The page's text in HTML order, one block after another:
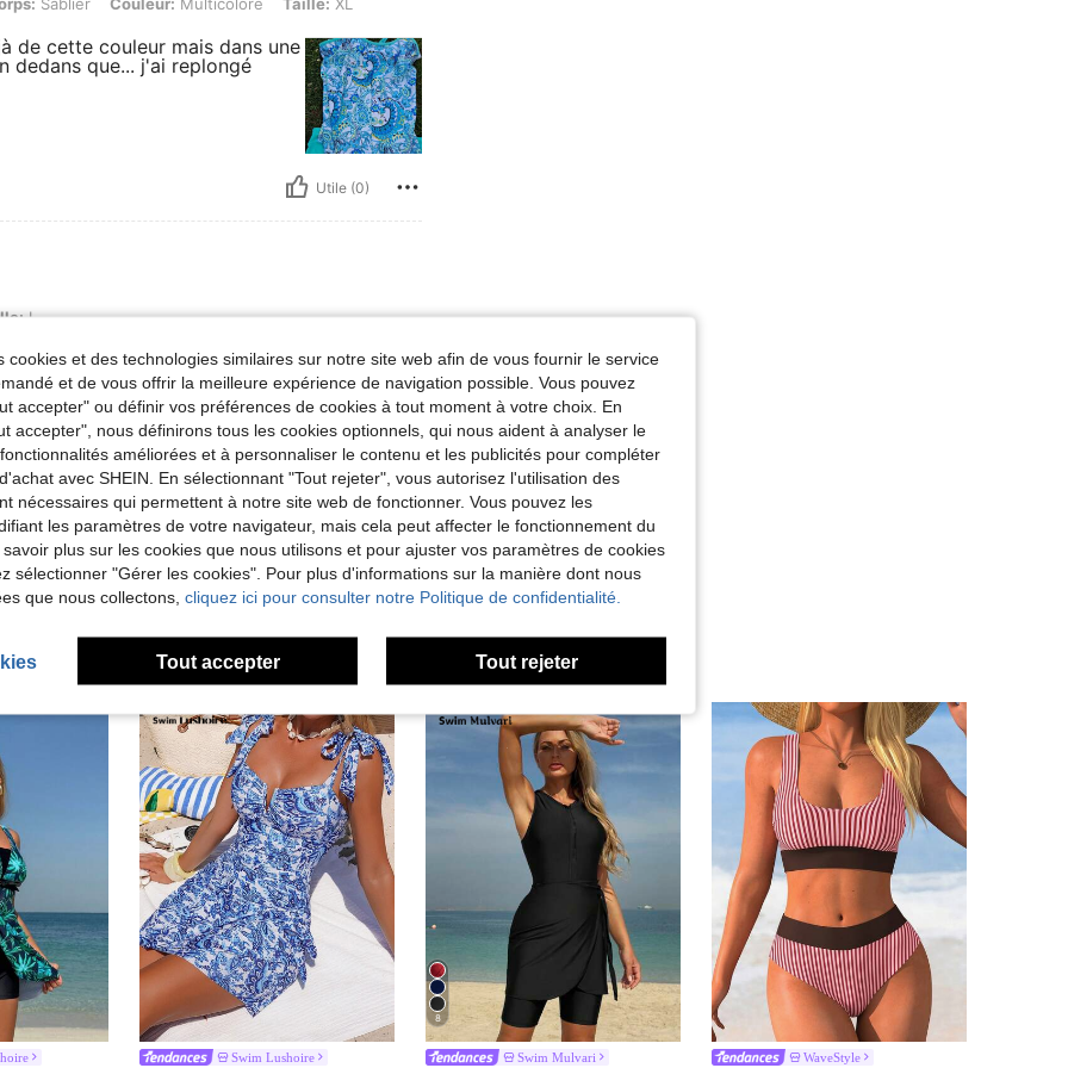
de cette couleur mais dans une
dedans que... j'ai replongé
Utile (0)
L
Utile (0)
Swim Lushoire
8
Swim Mulvari WaveStyle
cookies et des technologies similaires sur notre site web afin de vous fournir le service
et de vous offrir la meilleure expérience de navigation possible. Vous pouvez
accepter" ou définir vos préférences de cookies à tout moment à votre choix. En
accepter", nous définirons tous les cookies optionnels, qui nous aident à analyser le
améliorées et à personnaliser le contenu et les publicités pour compléter
avec SHEIN. En sélectionnant "Tout rejeter", vous autorisez l'utilisation des
nécessaires qui permettent à notre site web de fonctionner. Vous pouvez les
les paramètres de votre navigateur, mais cela peut affecter le fonctionnement du
plus sur les cookies que nous utilisons et pour ajuster vos paramètres de cookies
sélectionner "Gérer les cookies". Pour plus d'informations sur la manière dont nous
que nous collectons, cliquez ici pour consulter notre Politique de confidentialité.
Tout accepter Tout rejeter